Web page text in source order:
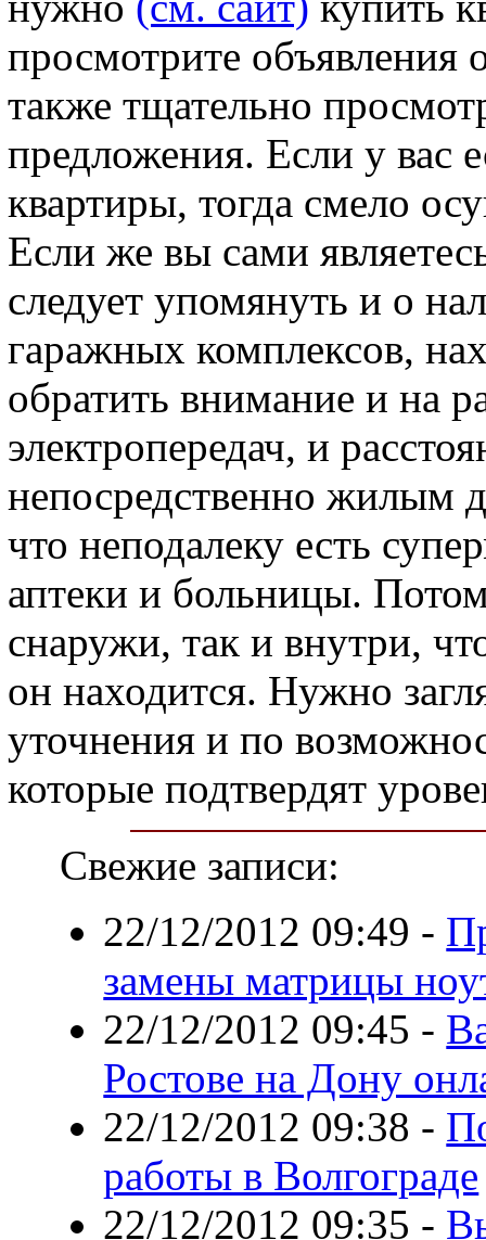
просмотрите объявления
также тщательно
предложения. Если у вас
квартиры, тогда смело
Если же вы сами
следует упомянуть и о
гаражных комплексов,
обратить внимание и на
электропередач, и
непосредственно жилым
что неподалеку есть
аптеки и больницы.
снаружи, так и внутри,
он находится. Нужно
уточнения и по
которые подтвердят
Свежие записи:
22/12/2012 09:49 -
замены матрицы
22/12/2012 09:45 -
Ростове на Дону
22/12/2012 09:38 -
работы в Волгограде
22/12/2012 09:35 -